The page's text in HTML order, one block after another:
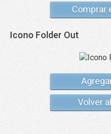
Comprar
Icono Folder Out
Volver